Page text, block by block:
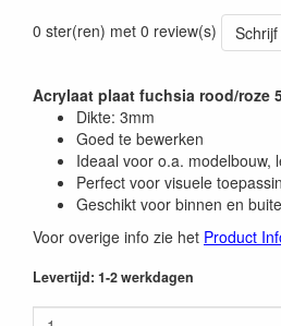
0 ster(ren) met 0 review(s)
Acrylaat plaat fuchsia rood/roze
Dikte: 3mm
Goed te bewerken
Ideaal voor o.a. modelbouw,
Perfect voor visuele
Geschikt voor binnen en
Voor overige info zie het Product
Levertijd: 1-2 werkdagen